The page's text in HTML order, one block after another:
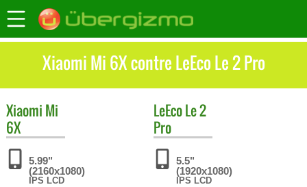
Xiaomi Mi 6X contre LeEco Le 2 Pro
Xiaomi Mi
6X
5.99"
(2160x1080)
IPS LCD
LeEcoLe 2
Pro
5.5"
(1920x1080)
IPS LCD